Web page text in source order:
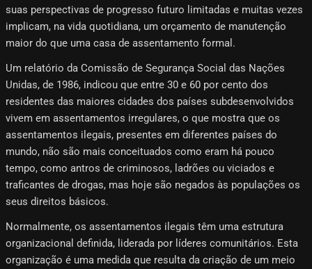
suas perspectivas de progresso futuro limitadas e muitas vezes
implicam, na vida quotidiana, um orçamento de manutenção
maior do que uma casa de assentamento formal.
Um relatório da Comissão de Segurança Social das Nações
Unidas, de 1986, indicou que entre 30 e 60 por cento dos
residentes das maiores cidades dos países subdesenvolvidos
vivem em assentamentos irregulares, o que mostra que os
assentamentos ilegais, presentes em diferentes países do
mundo, não são mais conceituados como eram há pouco
tempo, como antros de criminosos, ladrões ou viciados e
traficantes de drogas, mas hoje são negados às populações os
seus direitos básicos.
Normalmente, os assentamentos ilegais têm uma estrutura
organizacional definida, liderada por líderes comunitários. Esta
organização é uma medida que resulta da criação de um meio